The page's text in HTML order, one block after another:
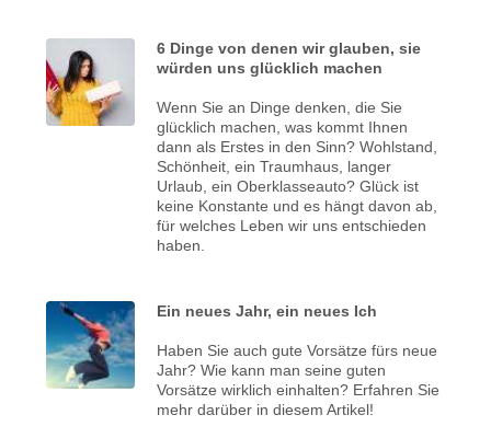
6 Dinge von denen wir glauben, sie
würden uns glücklich machen
Wenn Sie an Dinge denken, die Sie
glücklich machen, was kommt Ihnen
dann als Erstes in den Sinn? Wohlstand,
Schönheit, ein Traumhaus, langer
Urlaub, ein Oberklasseauto? Glück ist
keine Konstante und es hängt davon ab,
für welches Leben wir uns entschieden
haben.
Ein neues Jahr, ein neues Ich
Haben Sie auch gute Vorsätze fürs neue
Jahr? Wie kann man seine guten
Vorsätze wirklich einhalten? Erfahren Sie
mehr darüber in diesem Artikel!